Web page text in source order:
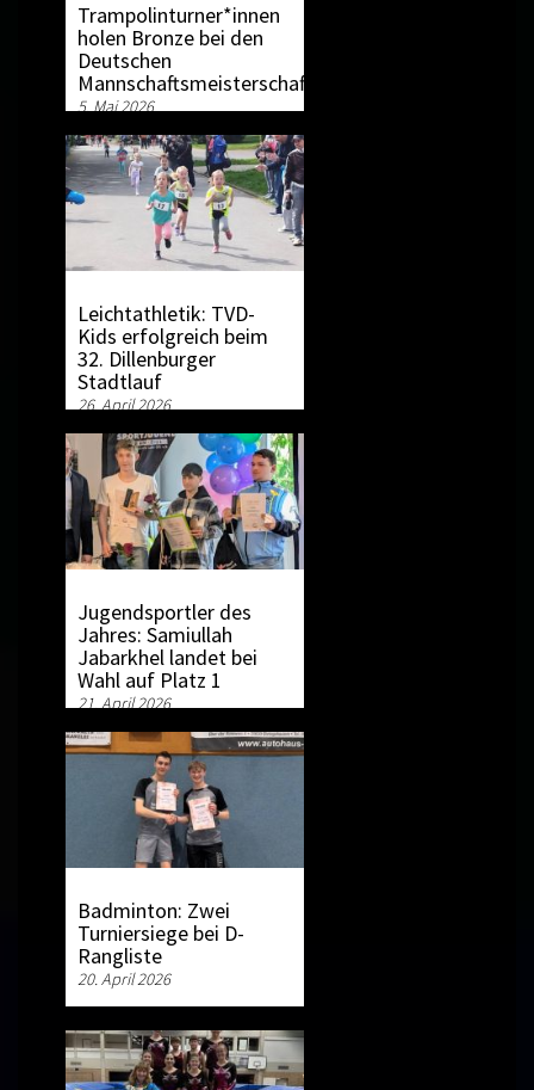
Trampolinturner*innen
holen Bronze bei den
Deutschen
Mannschaftsmeisterschaften
5. Mai 2026
Leichtathletik: TVD-
Kids erfolgreich beim
32. Dillenburger
Stadtlauf
26. April 2026
Jugendsportler des
Jahres: Samiullah
Jabarkhel landet bei
Wahl auf Platz 1
21. April 2026
Badminton: Zwei
Turniersiege bei D-
Rangliste
20. April 2026